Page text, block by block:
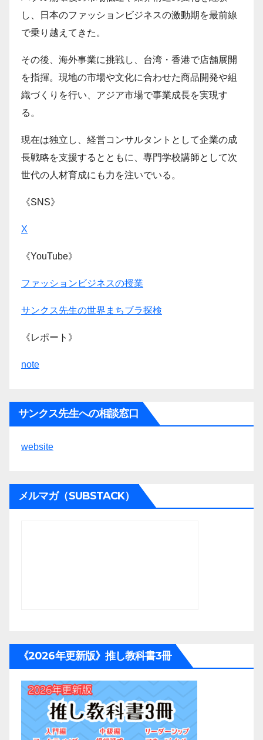
し、日本のファッションビジネスの激動期を最前線
で乗り越えてきた。
その後、海外事業に挑戦し、台湾・香港で店舗展開
を指揮。現地の市場や文化に合わせた商品開発や組
織づくりを行い、アジア市場で事業成長を実現す
る。
現在は独立し、経営コンサルタントとして企業の成
長戦略を支援するとともに、専門学校講師として次
世代の人材育成にも力を注いでいる。
《SNS》
X
《YouTube》
ファッションビジネスの授業
サンクス先生の世界まちブラ探検
《レポート》
note
サンクス先生への相談窓口
website
メルマガ（SUBSTACK）
《2026年更新版》推し教科書3冊